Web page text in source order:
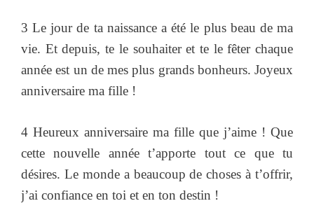
3 Le jour de ta naissance a été le plus beau de ma
vie. Et depuis, te le souhaiter et te le fêter chaque
année est un de mes plus grands bonheurs. Joyeux
anniversaire ma fille !
4 Heureux anniversaire ma fille que j’aime ! Que
cette nouvelle année t’apporte tout ce que tu
désires. Le monde a beaucoup de choses à t’offrir,
j’ai confiance en toi et en ton destin !